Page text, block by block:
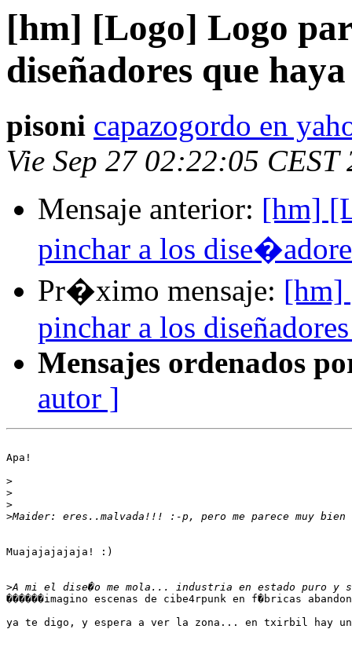
[hm] [Logo] Logo
diseñadores que
pisoni capazogordo en
Vie Sep 27 02:22:05 CEST
Mensaje anterior: [hm]
pinchar a los
Pr�ximo mensaje: [hm]
pinchar a los
Mensajes ordenados
autor ]
Apa!
>
>
>
>
Muajajajajaja! :)
>
������imagino escenas de cibe4rpunk en f�bricas
ya te digo, y espera a ver la zona... en txirbil hay un